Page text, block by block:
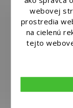
webovej
prostredia
na cielenú
tejto